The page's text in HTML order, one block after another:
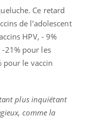
Ce retard
de l’adolescent
HPV, - 9%
21% pour les
pour le vaccin
plus inquiétant
comme la